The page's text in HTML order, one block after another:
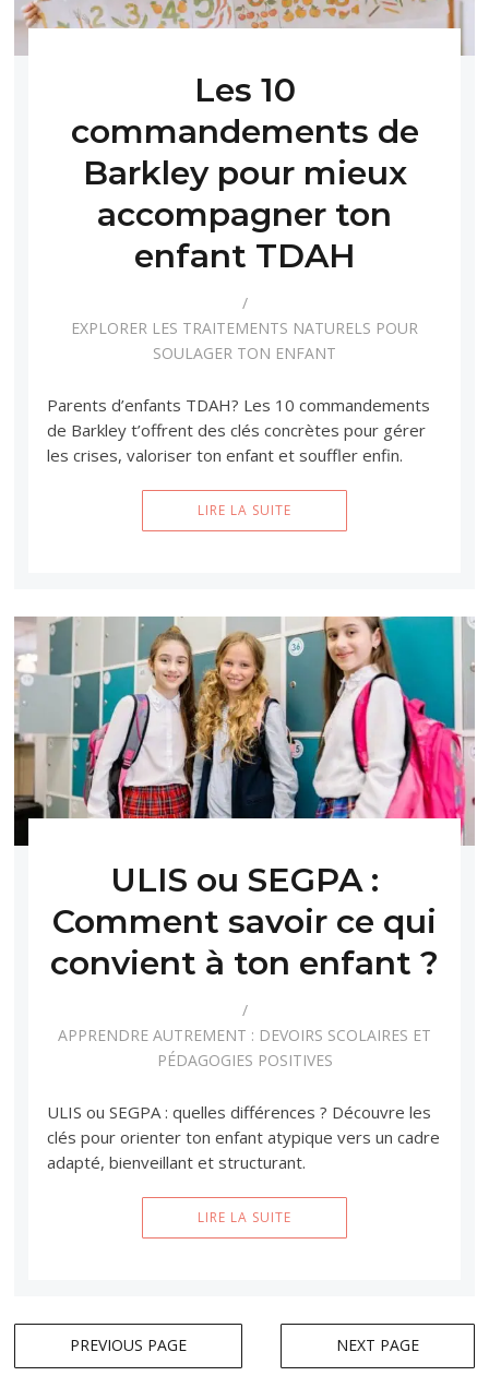
Les 10
commandements de
Barkley pour mieux
accompagner ton
enfant TDAH
EXPLORER LES TRAITEMENTS NATURELS POUR
SOULAGER TON ENFANT
Parents d’enfants TDAH? Les 10 commandements
de Barkley t’offrent des clés concrètes pour gérer
les crises, valoriser ton enfant et souffler enfin.
LIRE LA SUITE
ULIS ou SEGPA :
Comment savoir ce qui
convient à ton enfant ?
APPRENDRE AUTREMENT : DEVOIRS SCOLAIRES ET
PÉDAGOGIES POSITIVES
ULIS ou SEGPA : quelles différences ? Découvre les
clés pour orienter ton enfant atypique vers un cadre
adapté, bienveillant et structurant.
LIRE LA SUITE
Navigation
des
NEXT PAGE
PREVIOUS PAGE